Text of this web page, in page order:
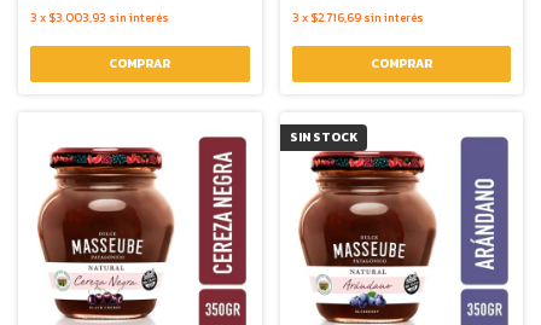
3 x $3.003,93 sin interés 3 x $2.716,69 sin interés
SIN STOCK